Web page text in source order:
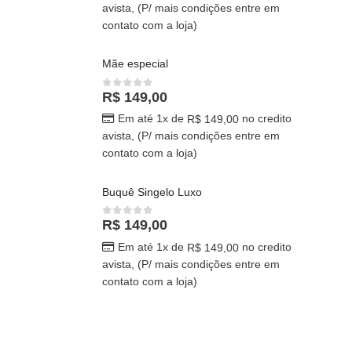
avista, (P/ mais condições entre em
contato com a loja)
Mãe especial
0out of 5
R$ 149,00
Em até 1x de R$149,00no credito
avista, (P/ mais condições entre em
contato com a loja)
Buquê Singelo Luxo
0out of 5
R$ 149,00
Em até 1x de R$149,00no credito
avista, (P/ mais condições entre em
contato com a loja)